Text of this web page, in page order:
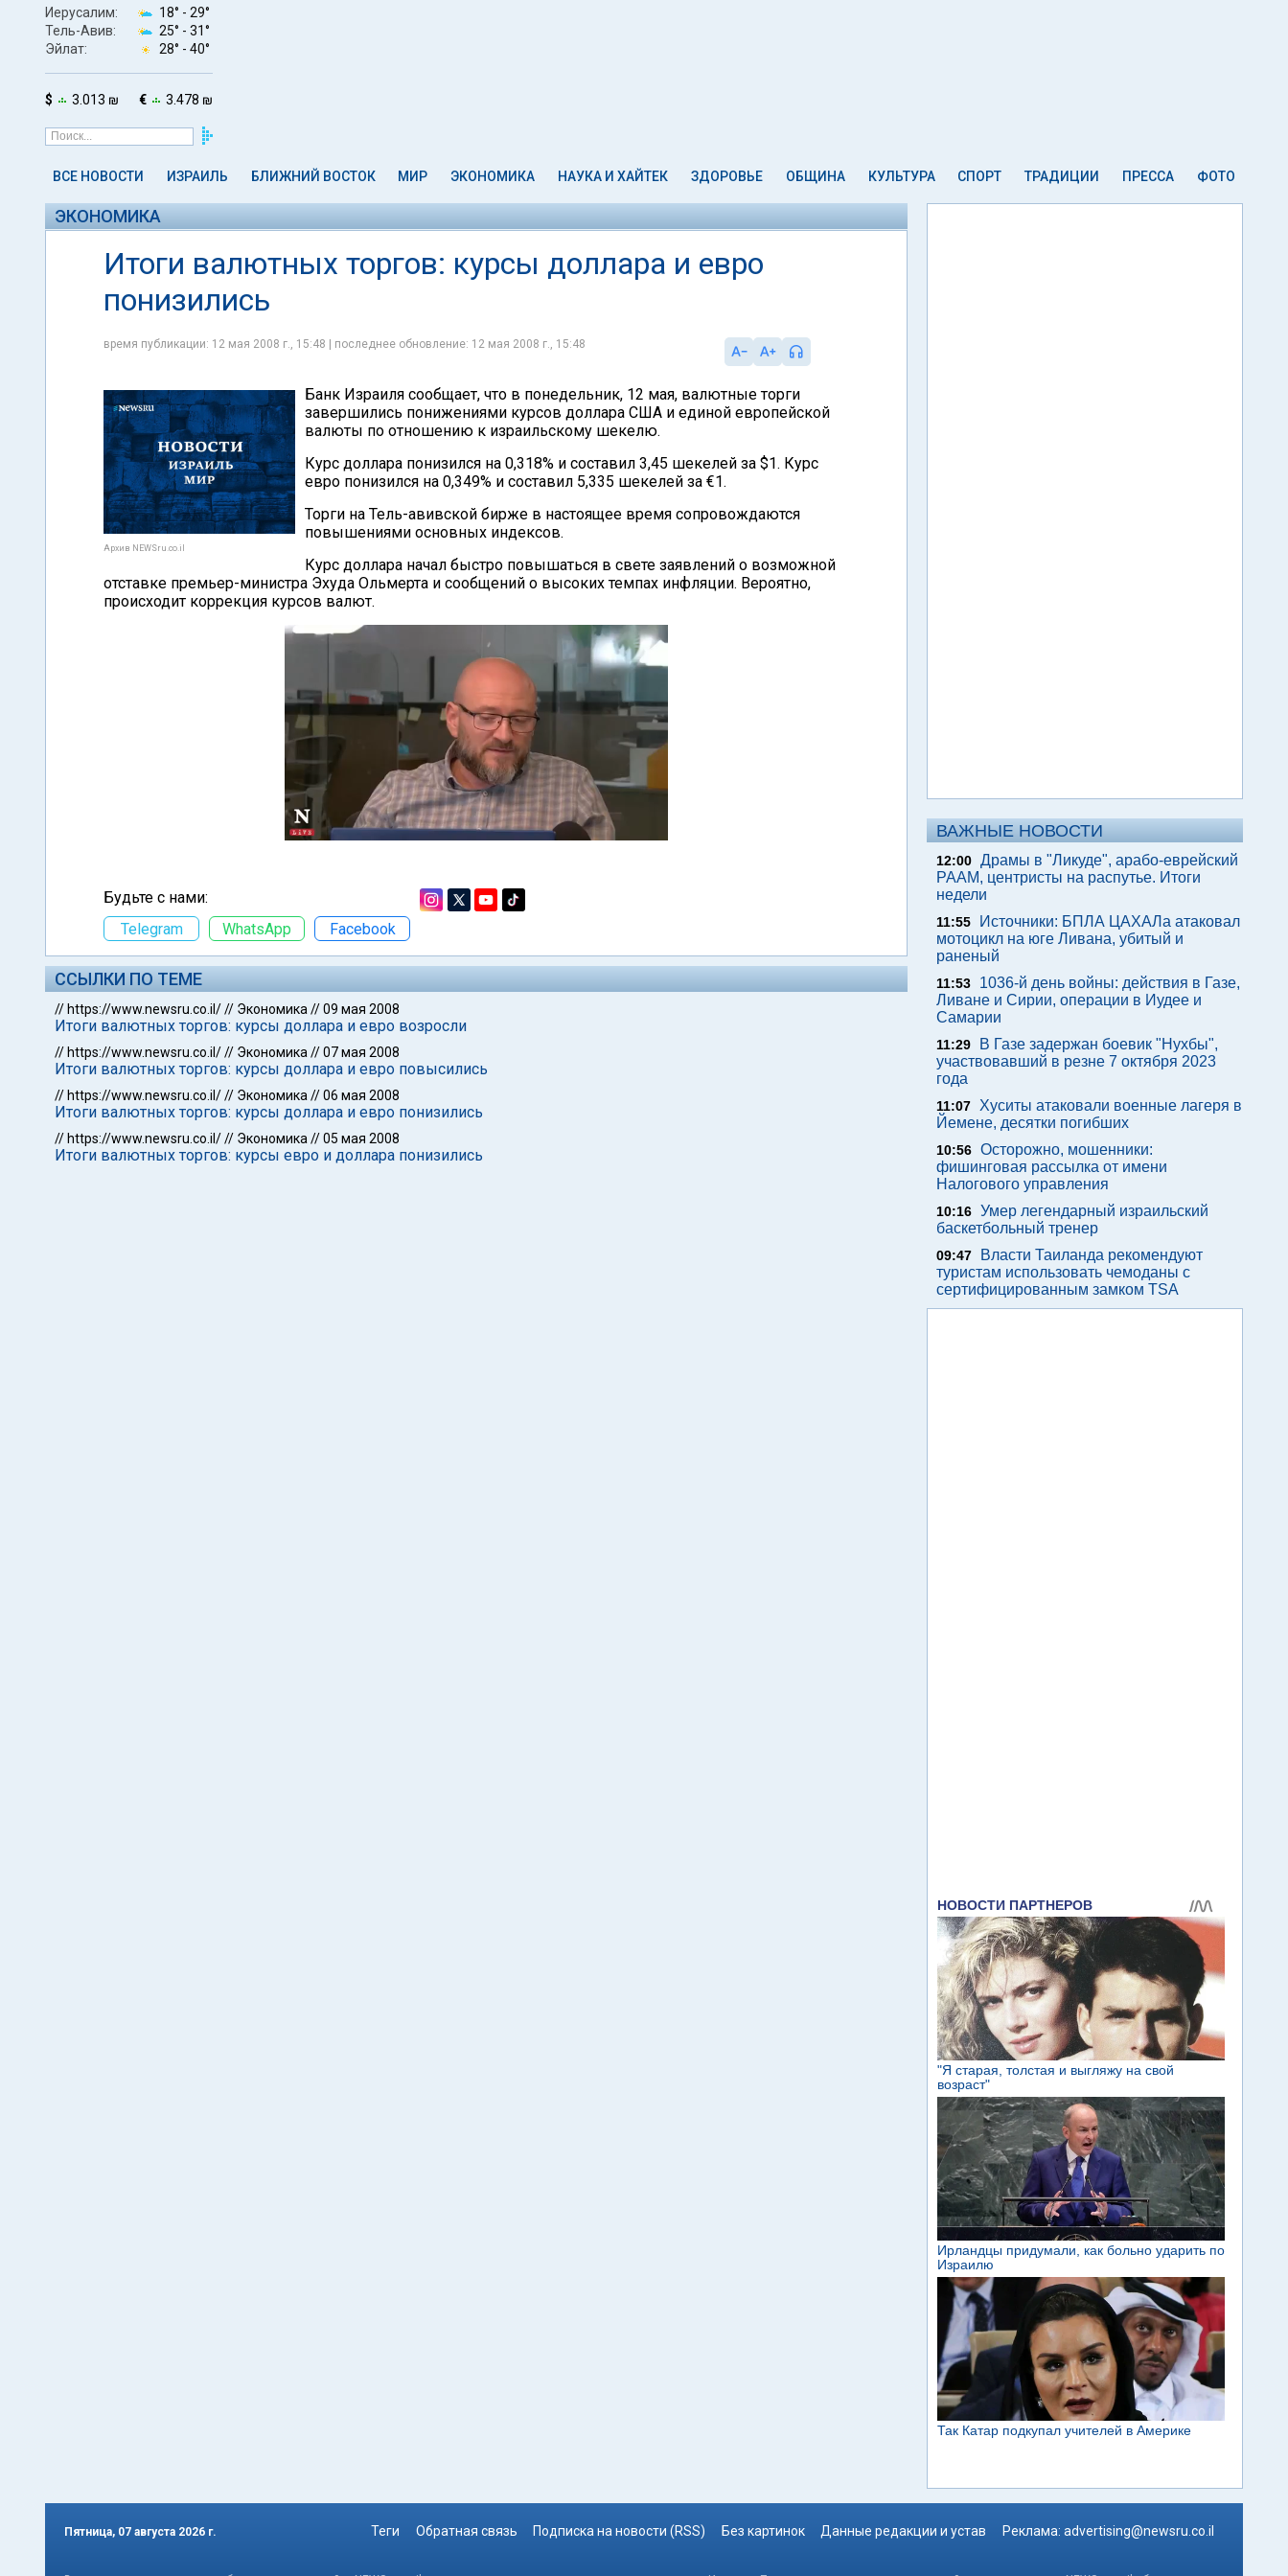
Иерусалим: 18° - 29°
Тель-Авив:
25° - 31°
Эйлат:
28° - 40°
$ 3.013 ₪ € 3.478 ₪
ВСЕ НОВОСТИ ИЗРАИЛЬ БЛИЖНИЙ ВОСТОК МИР ЭКОНОМИКА НАУКА И ХАЙТЕК ЗДОРОВЬЕ ОБЩИНА КУЛЬТУРА СПОРТ ТРАДИЦИИ ПРЕССА ФОТО
ЭКОНОМИКА
Итоги валютных торгов: курсы доллара и евро
понизились
время публикации: 12 мая 2008 г., 15:48 | последнее обновление: 12 мая 2008 г., 15:48
Архив NEWSru.co.il
Банк Израиля сообщает, что в понедельник, 12 мая, валютные торги
завершились понижениями курсов доллара США и единой европейской
валюты по отношению к израильскому шекелю.
Курс доллара понизился на 0,318% и составил 3,45 шекелей за $1. Курс
евро понизился на 0,349% и составил 5,335 шекелей за €1.
Торги на Тель-авивской бирже в настоящее время сопровождаются
повышениями основных индексов.
Курс доллара начал быстро повышаться в свете заявлений о возможной
отставке премьер-министра Эхуда Ольмерта и сообщений о высоких темпах инфляции. Вероятно,
происходит коррекция курсов валют.
Будьте с нами:
Telegram
WhatsApp Facebook
ССЫЛКИ ПО ТЕМЕ
// https://www.newsru.co.il/// Экономика //09 мая 2008
Итоги валютных торгов: курсы доллара и евро возросли
// https://www.newsru.co.il/// Экономика //07 мая 2008
Итоги валютных торгов: курсы доллара и евро повысились
// https://www.newsru.co.il/// Экономика //06 мая 2008
Итоги валютных торгов: курсы доллара и евро понизились
// https://www.newsru.co.il/// Экономика //05 мая 2008
Итоги валютных торгов: курсы евро и доллара понизились
ВАЖНЫЕ НОВОСТИ
12:00 Драмы в "Ликуде", арабо-еврейский
РААМ, центристы на распутье. Итоги
недели
11:55
Источники: БПЛА ЦАХАЛа атаковал
мотоцикл на юге Ливана, убитый и
раненый
11:53
1036-й день войны: действия в Газе,
Ливане и Сирии, операции в Иудее и
Самарии
11:29
В Газе задержан боевик "Нухбы",
участвовавший в резне 7 октября 2023
года
11:07
Хуситы атаковали военные лагеря в
Йемене, десятки погибших
10:56 Осторожно, мошенники:
фишинговая рассылка от имени
Налогового управления
10:16 Умер легендарный израильский
баскетбольный тренер
09:47
Власти Таиланда рекомендуют
туристам использовать чемоданы с
сертифицированным замком TSA
Пятница, 07 августа 2026 г. Теги Обратная связь Подписка на новости (RSS) Без картинок Данные редакции и устав Реклама: advertising@newsru.co.il